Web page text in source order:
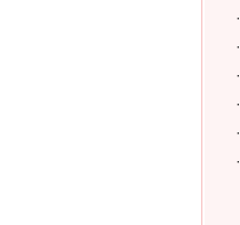
·
·
·
·
·
·